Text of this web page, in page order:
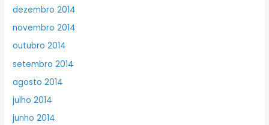
dezembro 2014
novembro 2014
outubro 2014
setembro 2014
agosto 2014
julho 2014
junho 2014